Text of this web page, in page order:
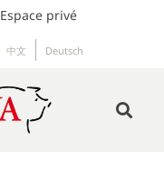
Espace privé
中文 Deutsch